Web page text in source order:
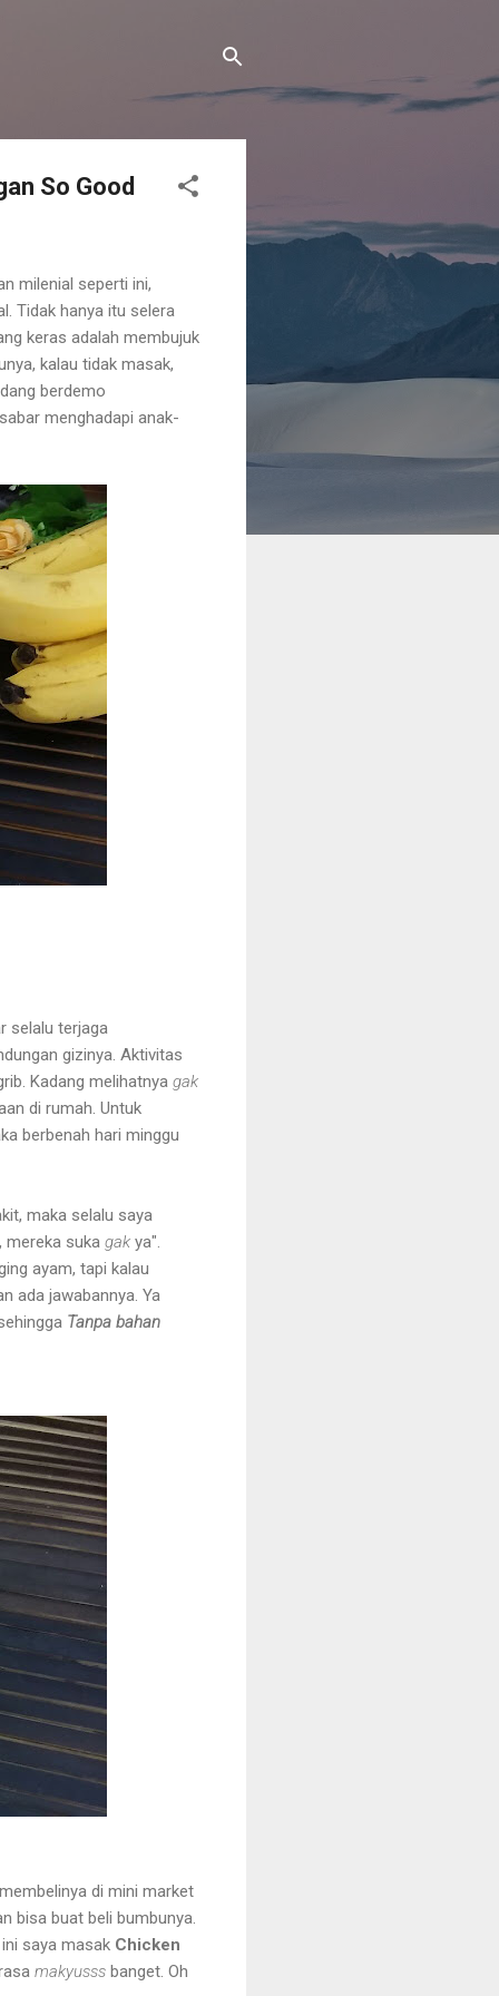
So Good
milenial seperti ini,
Tidak hanya itu selera
keras adalah membujuk
kalau tidak masak,
berdemo
menghadapi anak-
selalu terjaga
gizinya. Aktivitas
Kadang melihatnya gak
di rumah. Untuk
berbenah hari minggu
maka selalu saya
mereka suka gak ya".
ayam, tapi kalau
ada jawabannya. Ya
Tanpa bahan
di mini market
bisa buat beli bumbunya.
saya masak Chicken
makyusss banget. Oh